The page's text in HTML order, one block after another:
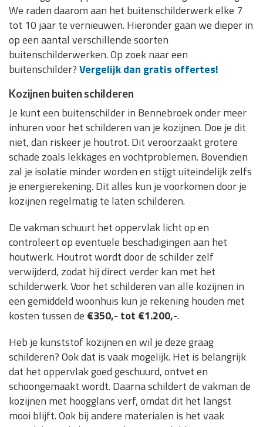
We raden daarom aan het buitenschilderwerk elke 7
tot 10 jaar te vernieuwen. Hieronder gaan we dieper in
op een aantal verschillende soorten
buitenschilderwerken. Op zoek naar een
buitenschilder?Vergelijk dan gratis offertes!
Kozijnen buiten schilderen
Je kunt een buitenschilder in Bennebroek onder meer
inhuren voor het schilderen van je kozijnen. Doe je dit
niet, dan riskeer je houtrot. Dit veroorzaakt grotere
schade zoals lekkages en vochtproblemen. Bovendien
zal je isolatie minder worden en stijgt uiteindelijk zelfs
je energierekening. Dit alles kun je voorkomen door je
kozijnen regelmatig te laten schilderen.
De vakman schuurt het oppervlak licht op en
controleert op eventuele beschadigingen aan het
houtwerk. Houtrot wordt door de schilder zelf
verwijderd, zodat hij direct verder kan met het
schilderwerk. Voor het schilderen van alle kozijnen in
een gemiddeld woonhuis kun je rekening houden met
kosten tussen de €350,- tot €1.200,-.
Heb je kunststof kozijnen en wil je deze graag
schilderen? Ook dat is vaak mogelijk. Het is belangrijk
dat het oppervlak goed geschuurd, ontvet en
schoongemaakt wordt. Daarna schildert de vakman de
kozijnen met hoogglans verf, omdat dit het langst
mooi blijft. Ook bij andere materialen is het vaak